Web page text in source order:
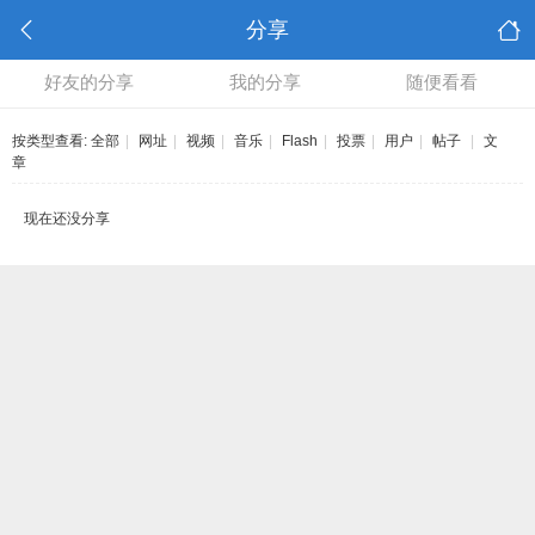
分享
好友的分享 我的分享 随便看看
按类型查看: 全部 网址 视频 音乐 Flash 投票 用户 帖子
文
章
现在还没分享